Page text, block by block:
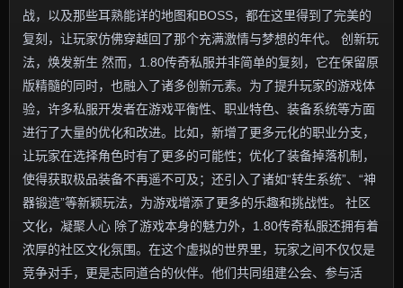
战，以及那些耳熟能详的地图和BOSS，都在这里得到了完美的
复刻，让玩家仿佛穿越回了那个充满激情与梦想的年代。 创新玩
法，焕发新生 然而，1.80传奇私服并非简单的复刻，它在保留原
版精髓的同时，也融入了诸多创新元素。为了提升玩家的游戏体
验，许多私服开发者在游戏平衡性、职业特色、装备系统等方面
进行了大量的优化和改进。比如，新增了更多元化的职业分支，
让玩家在选择角色时有了更多的可能性；优化了装备掉落机制，
使得获取极品装备不再遥不可及；还引入了诸如“转生系统”、“神
器锻造”等新颖玩法，为游戏增添了更多的乐趣和挑战性。 社区
文化，凝聚人心 除了游戏本身的魅力外，1.80传奇私服还拥有着
浓厚的社区文化氛围。在这个虚拟的世界里，玩家之间不仅仅是
竞争对手，更是志同道合的伙伴。他们共同组建公会、参与活